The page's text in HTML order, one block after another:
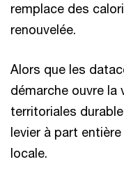
remplace des
renouvelée.
Alors que les
démarche ouvre la
territoriales
levier à part
locale.